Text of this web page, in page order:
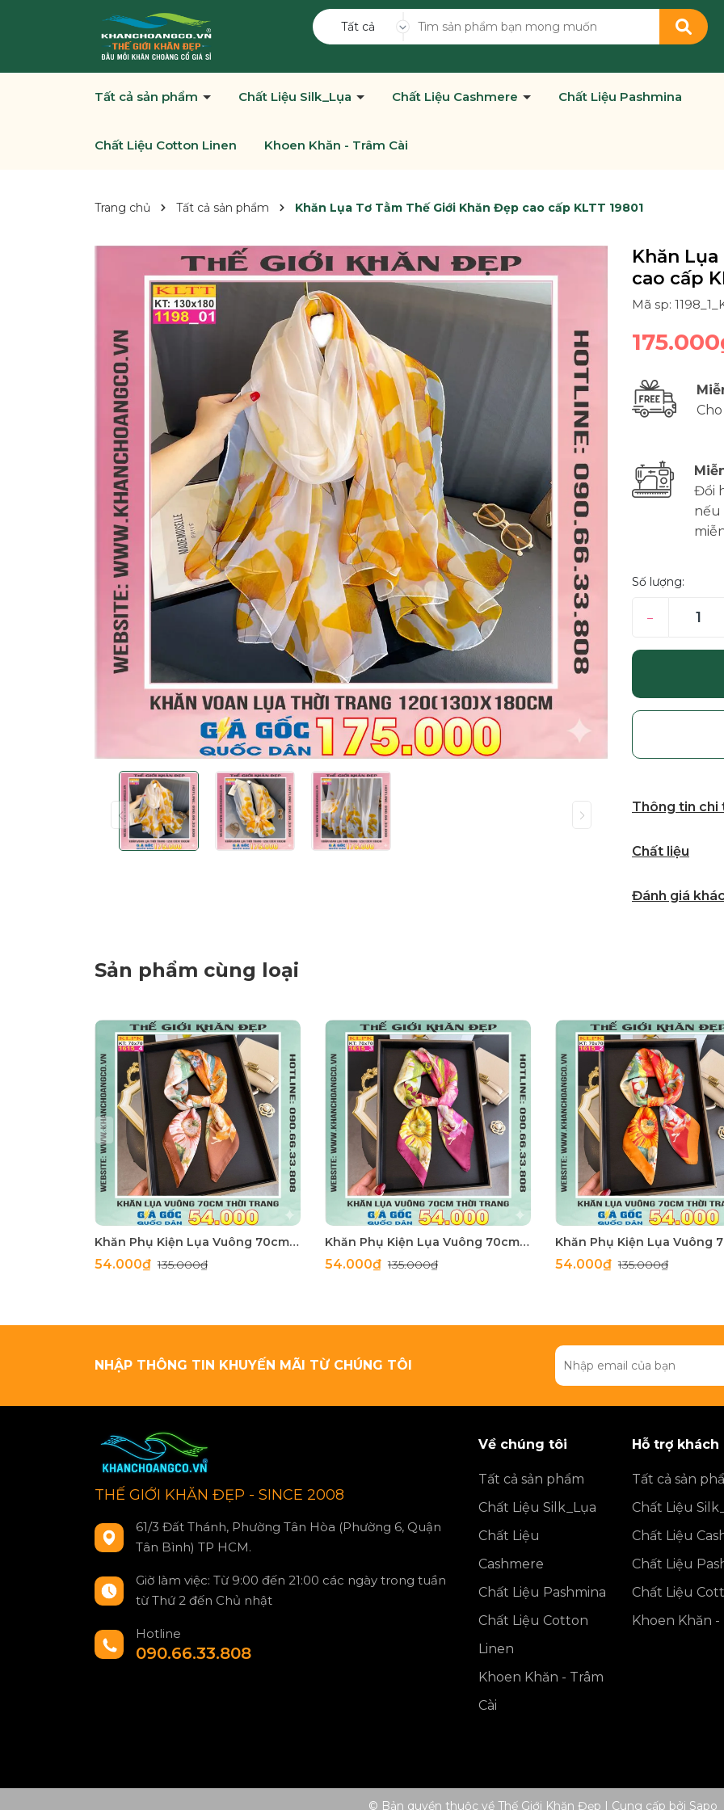
Tất cả
Tất cả sản phẩm Chất Liệu Silk_Lụa Chất Liệu Cashmere Chất Liệu Pashmina
Chất Liệu Cotton Linen Khoen Khăn - Trâm Cài
Trang chủ Tất cả sản phẩm Khăn Lụa Tơ Tằm Thế Giới Khăn Đẹp cao cấp KLTT 19801
Khăn
cao cấp
Mã sp:
Đổi
nếu
Số lượng:
–
Thông tin chi
Chất liệu
Đánh giá
Sản phẩm cùng loại
Khăn Phụ Kiện Lụa Vuông 70cm - Thế Giới Khăn Đẹp C1062_4
54.000₫135.000₫
Khăn Phụ Kiện Lụa Vuông 70cm - Thế Giới Khăn Đẹp C1062_3
54.000₫135.000₫ 54.000₫135.000₫
NHẬP THÔNG TIN KHUYẾN MÃI TỪ CHÚNG TÔI
THẾ GIỚI KHĂN ĐẸP - SINCE 2008
61/3 Đất Thánh, Phường Tân Hòa (Phường 6, Quận
Tân Bình) TP HCM.
Giờ làm việc: Từ 9:00 đến 21:00 các ngày trong tuần
từ Thứ 2 đến Chủ nhật
Hotline
090.66.33.808
Về chúng tôi
Tất cả sản phẩm
Chất Liệu Silk_Lụa
Chất Liệu
Cashmere
Chất Liệu Pashmina
Chất Liệu Cotton
Linen
Khoen Khăn - Trâm
Cài
Hỗ trợ khách
Tất cả sản
Chất Liệu
Chất Liệu
Chất Liệu
Chất Liệu
Khoen Khăn -
© Bản quyền thuộc về Thế Giới Khăn Đẹp | Cung cấp bởi Sapo